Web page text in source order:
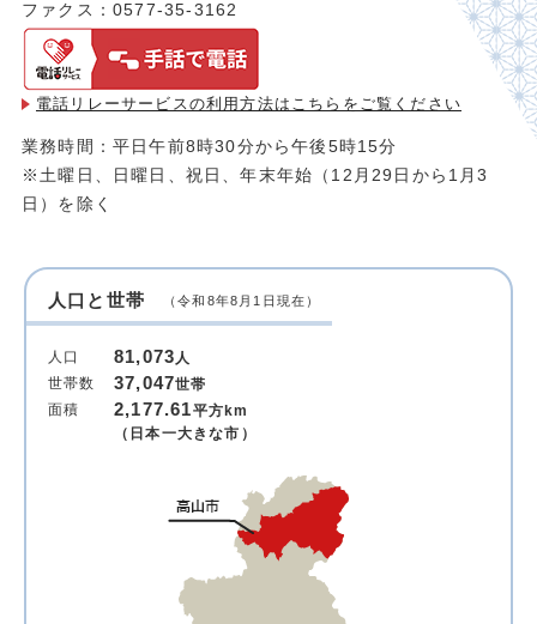
ファクス：0577-35-3162
電話リレーサービスの利用方法は こちらをご覧ください
業務時間：平日午前8時30分から午後5時15分
※土曜日、日曜日、祝日、年末年始（12月29日から1月3
日）を除く
人口と世帯 （令和8年8月1日現在）
人口 81,073人
世帯数
37,047世帯
面積
2,177.61平方km
（日本一大きな市）